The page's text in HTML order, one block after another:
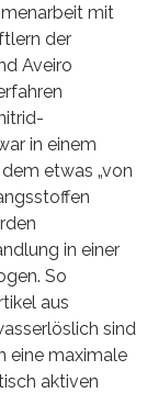
mit
der
Aveiro
in einem
etwas „von
in einer
So
aus
sind
eine maximale
aktiven